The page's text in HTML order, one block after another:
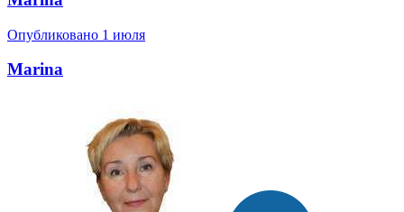
Опубликовано 1 июля
Marina